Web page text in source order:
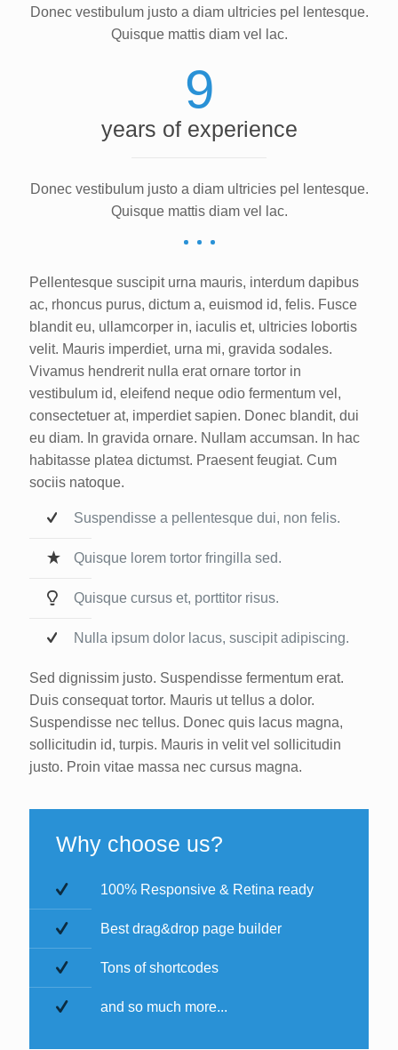
Donec vestibulum justo a diam ultricies pel lentesque.
Quisque mattis diam vel lac.
9
years of experience
Donec vestibulum justo a diam ultricies pel lentesque.
Quisque mattis diam vel lac.
Pellentesque suscipit urna mauris, interdum dapibus
ac, rhoncus purus, dictum a, euismod id, felis. Fusce
blandit eu, ullamcorper in, iaculis et, ultricies lobortis
velit. Mauris imperdiet, urna mi, gravida sodales.
Vivamus hendrerit nulla erat ornare tortor in
vestibulum id, eleifend neque odio fermentum vel,
consectetuer at, imperdiet sapien. Donec blandit, dui
eu diam. In gravida ornare. Nullam accumsan. In hac
habitasse platea dictumst. Praesent feugiat. Cum
sociis natoque.
Suspendisse a pellentesque dui, non felis.
Quisque lorem tortor fringilla sed.
Quisque cursus et, porttitor risus.
Nulla ipsum dolor lacus, suscipit adipiscing.
Sed dignissim justo. Suspendisse fermentum erat.
Duis consequat tortor. Mauris ut tellus a dolor.
Suspendisse nec tellus. Donec quis lacus magna,
sollicitudin id, turpis. Mauris in velit vel sollicitudin
justo. Proin vitae massa nec cursus magna.
Why choose us?
100% Responsive & Retina ready
Best drag&drop page builder
Tons of shortcodes
and so much more...